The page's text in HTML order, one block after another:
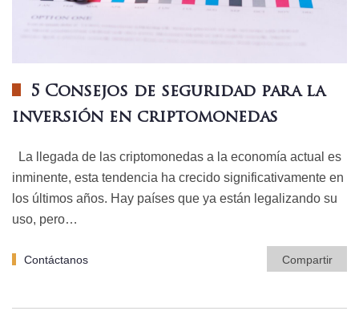
5 Consejos de seguridad para la
inversión en criptomonedas
La llegada de las criptomonedas a la economía actual es
inminente, esta tendencia ha crecido significativamente en
los últimos años. Hay países que ya están legalizando su
uso, pero…
Contáctanos Compartir